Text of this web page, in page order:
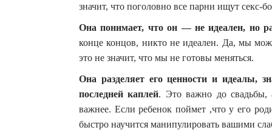
значит, что поголовно все парни ищут секс-
Она понимает, что он — не идеален, но
конце концов, никто не идеален. Да, мы
это не значит, что мы не готовы меняться.
Она разделяет его ценности и идеалы,
последней каплей. Это важно до свадьбы,
важнее. Если ребенок поймет ,что у его
быстро научится манипулировать вашими